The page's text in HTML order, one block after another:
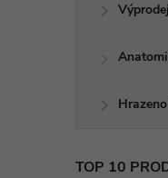
Výprodej
TOP 10